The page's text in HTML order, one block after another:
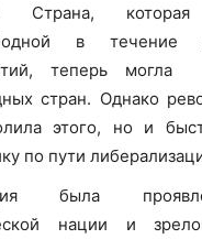
Страна, которая
в течение
теперь могла
стран. Однако
этого, но и
по пути
была
нации и